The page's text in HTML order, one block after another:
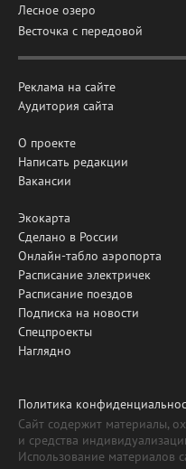
Лесное озеро
Весточка с передовой
Реклама на сайте
Аудитория сайта
О проекте
Написать редакции
Вакансии
Экокарта
Сделано в России
Онлайн-табло аэропорта
Расписание электричек
Расписание поездов
Подписка на новости
Спецпроекты
Наглядно
Политика
Сайт содержит материалы,
и средства
Использование материалов